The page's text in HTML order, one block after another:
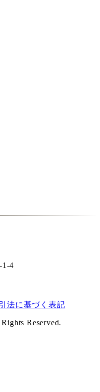
1-4
法に基づく表記
Reserved.